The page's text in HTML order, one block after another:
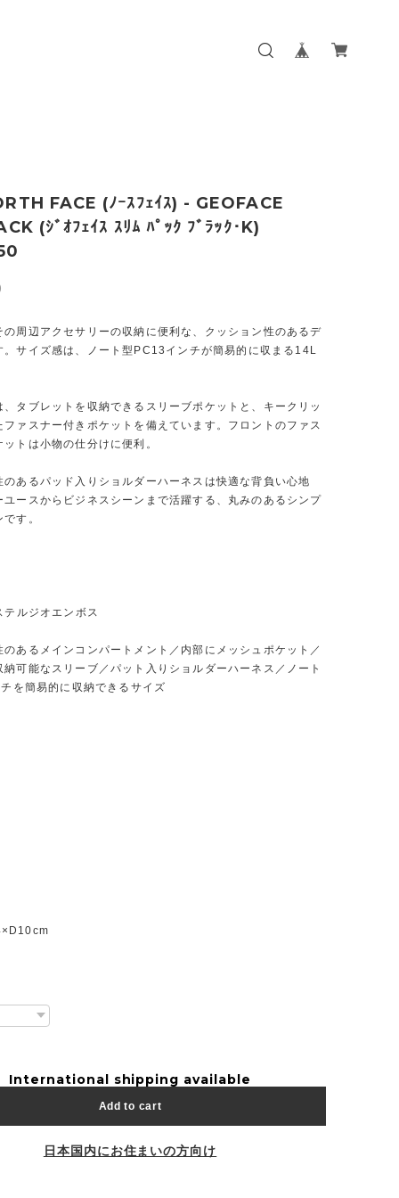
FACE (ﾉｰｽﾌｪｲｽ) - GEOFACE
(ｼﾞｵﾌｪｲｽ ｽﾘﾑ ﾊﾟｯｸ ﾌﾞﾗｯｸ･K)
の周辺アクセサリーの収納に便利な、クッション性のあるデ
。サイズ感は、ノート型PC13インチが簡易的に収まる14L
、タブレットを収納できるスリーブポケットと、キークリッ
ファスナー付きポケットを備えています。フロントのファス
トは小物の仕分けに便利。
のあるパッド入りショルダーハーネスは快適な背負い心地
ユースからビジネスシーンまで活躍する、丸みのあるシンプ
す。
ルジオエンボス
のあるメインコンパートメント／内部にメッシュポケット／
納可能なスリーブ／パット入りショルダーハーネス／ノート
を簡易的に収納できるサイズ
International shipping available
Add to cart
日本国内にお住まいの方向け